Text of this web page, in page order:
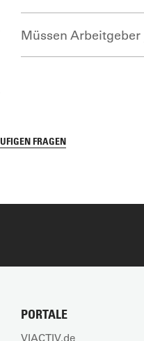
Müssen
FRAGEN
PORTALE
VIACTIV.de